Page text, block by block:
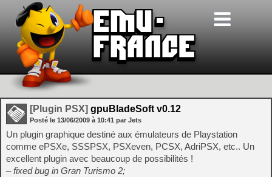
[Plugin PSX] gpuBladeSoft v0.12
Posté le 13/06/2009 à 10:41 par Jets
Un plugin graphique destiné aux émulateurs de Playstation
comme ePSXe, SSSPSX, PSXeven, PCSX, AdriPSX, etc.. Un
excellent plugin avec beaucoup de possibilités !
– fixed bug in Gran Turismo 2;